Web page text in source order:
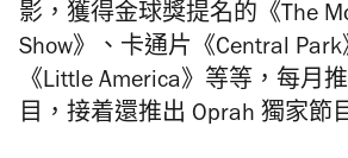
影，獲得金球獎提名的《The
Show》、卡通片《Central
《Little America》等等，每月
目，接着還推出 Oprah 獨家節